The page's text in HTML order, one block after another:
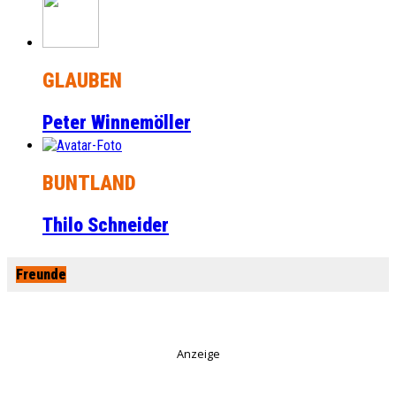
GLAUBEN
Peter Winnemöller
BUNTLAND
Thilo Schneider
Freunde
Anzeige